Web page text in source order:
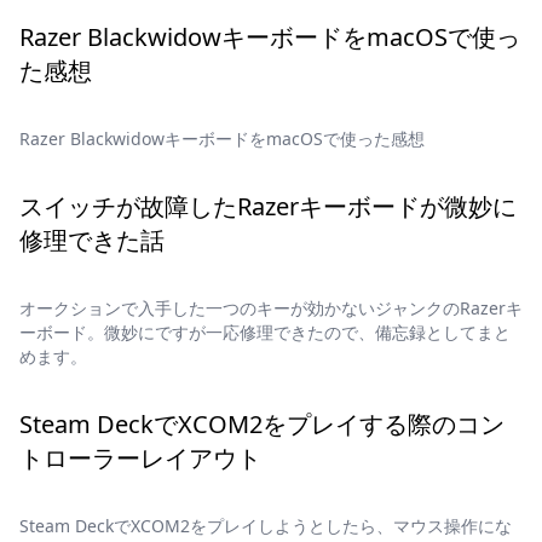
Razer BlackwidowキーボードをmacOSで使っ
た感想
Razer BlackwidowキーボードをmacOSで使った感想
スイッチが故障したRazerキーボードが微妙に
修理できた話
オークションで入手した一つのキーが効かないジャンクのRazerキ
ーボード。微妙にですが一応修理できたので、備忘録としてまと
めます。
Steam DeckでXCOM2をプレイする際のコン
トローラーレイアウト
Steam DeckでXCOM2をプレイしようとしたら、マウス操作にな